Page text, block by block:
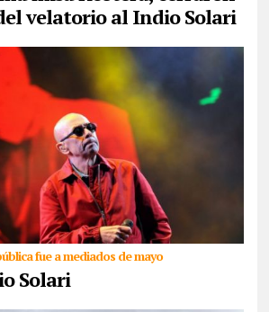
velatorio al Indio Solari
fue a mediados de mayo
Solari
falleció a los 77 años en su casa de Parque
rock padecía Mal de Parkinson. La familia
sobr ...